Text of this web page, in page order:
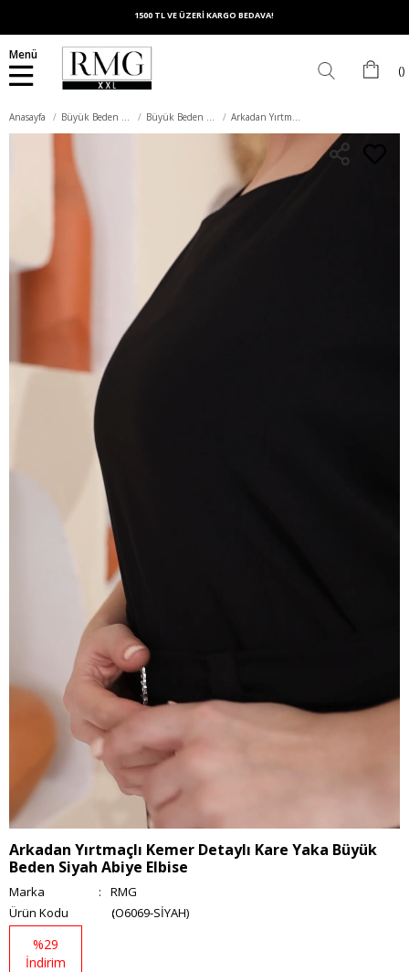
1500 TL VE ÜZERİ KARGO BEDAVA!
Menü
Anasayfa Büyük Beden Elbise Büyük Beden Abiye Elbise Arkadan Yırtmaçlı Kemer Detaylı Kare Yaka Büyük Beden Siyah Abiye Elbise
Arkadan Yırtmaçlı Kemer Detaylı Kare Yaka Büyük
Beden Siyah Abiye Elbise
Marka :
RMG
(O6069-SİYAH)
%29
İndirim